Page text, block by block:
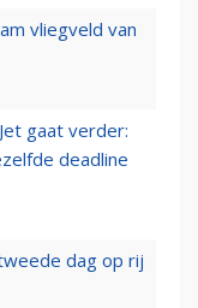
vliegveld van
gaat verder:
deadline
dag op rij